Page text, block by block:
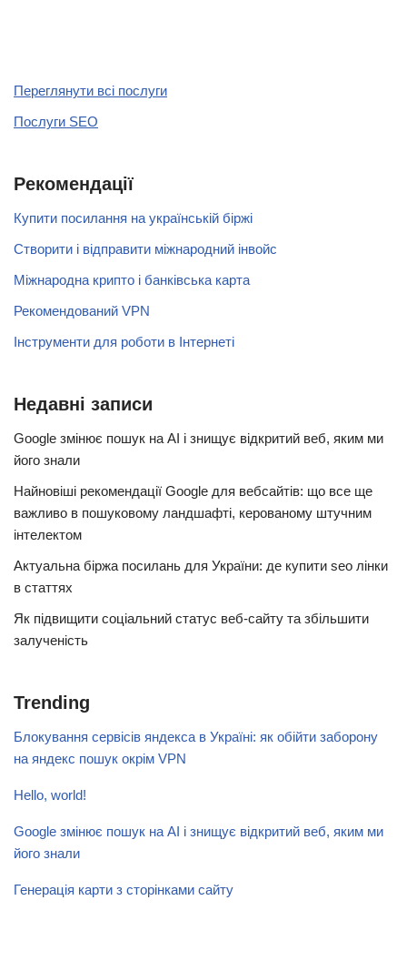
Переглянути всі послуги
Послуги SEO
Рекомендації
Купити посилання на українській біржі
Створити і відправити міжнародний інвойс
Міжнародна крипто і банківська карта
Рекомендований VPN
Інструменти для роботи в Інтернеті
Недавні записи
Google змінює пошук на AI і знищує відкритий веб, яким ми
його знали
Найновіші рекомендації Google для вебсайтів: що все ще
важливо в пошуковому ландшафті, керованому штучним
інтелектом
Актуальна біржа посилань для України: де купити seo лінки
в статтях
Як підвищити соціальний статус веб-сайту та збільшити
залученість
Trending
Блокування сервісів яндекса в Україні: як обійти заборону
на яндекс пошук окрім VPN
Hello, world!
Google змінює пошук на AI і знищує відкритий веб, яким ми
його знали
Генерація карти з сторінками сайту